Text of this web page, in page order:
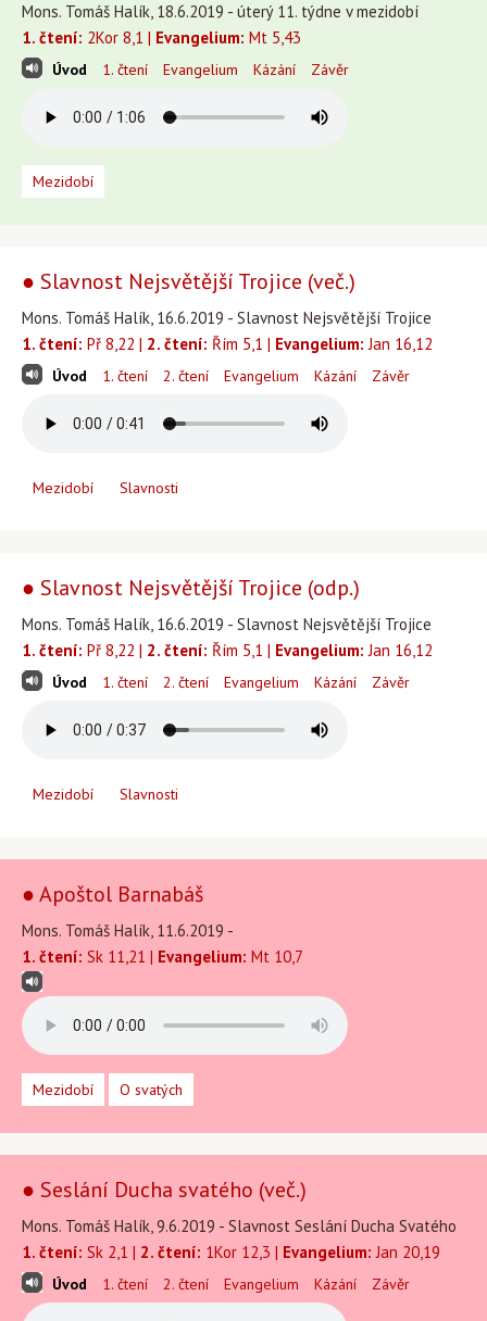
Mons. Tomáš Halík, 18.6.2019 - úterý 11. týdne v mezidobí
1. čtení: 2Kor 8,1 | Evangelium: Mt 5,43
Úvod 1. čtení Evangelium Kázání Závěr
Mezidobí
● Slavnost Nejsvětější Trojice (več.)
Mons. Tomáš Halík, 16.6.2019 - Slavnost Nejsvětější Trojice
1. čtení: Př 8,22 | 2. čtení: Řím 5,1 | Evangelium: Jan 16,12
Úvod 1. čtení 2. čtení Evangelium Kázání Závěr
Mezidobí Slavnosti
● Slavnost Nejsvětější Trojice (odp.)
Mons. Tomáš Halík, 16.6.2019 - Slavnost Nejsvětější Trojice
1. čtení: Př 8,22 | 2. čtení: Řím 5,1 | Evangelium: Jan 16,12
Úvod 1. čtení 2. čtení Evangelium Kázání Závěr
Mezidobí Slavnosti
● Apoštol Barnabáš
Mons. Tomáš Halík, 11.6.2019 -
1. čtení: Sk 11,21 | Evangelium: Mt 10,7
Mezidobí O svatých
● Seslání Ducha svatého (več.)
Mons. Tomáš Halík, 9.6.2019 - Slavnost Seslání Ducha Svatého
1. čtení: Sk 2,1 | 2. čtení: 1Kor 12,3 | Evangelium: Jan 20,19
Úvod 1. čtení 2. čtení Evangelium Kázání Závěr